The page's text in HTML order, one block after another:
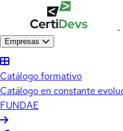
Empresas
Catálogo formativo
Catálogo en constante
FUNDAE